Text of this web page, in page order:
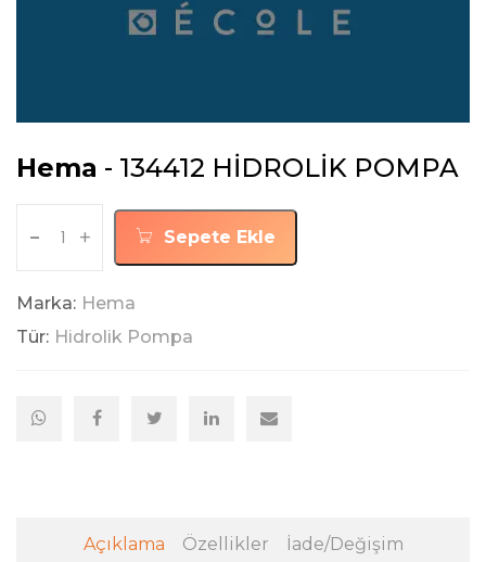
Hema - 134412 HİDROLİK POMPA
- + Sepete Ekle
Marka: Hema
Tür: Hidrolik Pompa
Açıklama Özellikler İade/Değişim